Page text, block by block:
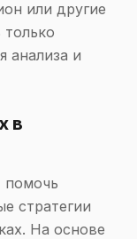
или другие
анализа и
в
помочь
стратегии
На основе